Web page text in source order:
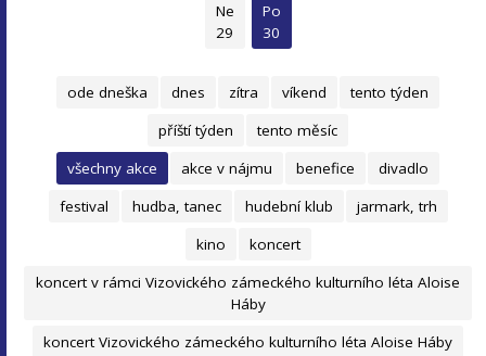
Ne
29
Po
30
ode dneška dnes zítra víkend
tento týden
příští týden
tento měsíc
všechny akce
akce v nájmu benefice
divadlo
festival
hudba, tanec hudební klub
jarmark, trh
kino
koncert
koncert v rámci Vizovického zámeckého kulturního léta Aloise
Háby
koncert Vizovického zámeckého kulturního léta Aloise Háby